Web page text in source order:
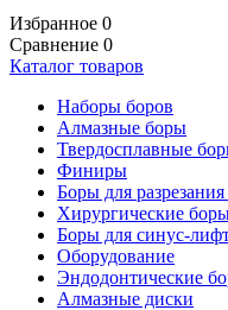
Избранное 0
Сравнение 0
Каталог товаров
Наборы боров
Алмазные боры
Твердосплавные
Финиры
Боры для
Хирургические
Боры для синус-
Оборудование
Эндодонтические
Алмазные диски